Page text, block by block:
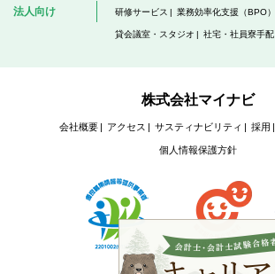
法人向け 研修サービス 業務効率化支援（BPO）
貸会議室・スタジオ 社宅・社員寮手配
株式会社マイナビ
会社概要 アクセス サスティナビリティ 採用
個人情報保護方針